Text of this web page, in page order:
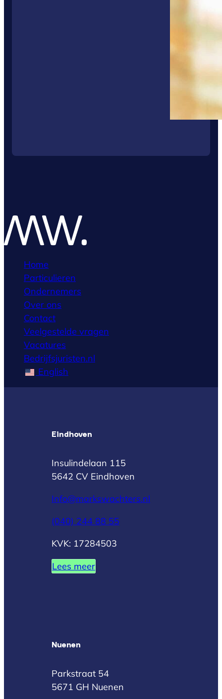
Home
Particulieren
Ondernemers
Over ons
Contact
Veelgestelde vragen
Vacatures
Bedrijfsjuristen.nl
English
Eindhoven
Insulindelaan 115
5642 CV Eindhoven
Info@markswachters.nl
(040) 244 88 55
KVK: 17284503
Lees meer
Nuenen
Parkstraat 54
5671 GH Nuenen